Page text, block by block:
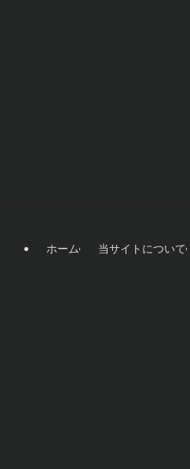
ホーム 当サイトについて